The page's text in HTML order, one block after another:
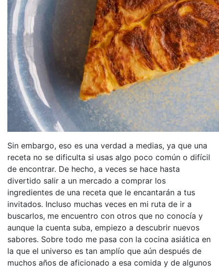
Sin embargo, eso es una verdad a medias, ya que una
receta no se dificulta si usas algo poco común o difícil
de encontrar. De hecho, a veces se hace hasta
divertido salir a un mercado a comprar los
ingredientes de una receta que le encantarán a tus
invitados. Incluso muchas veces en mi ruta de ir a
buscarlos, me encuentro con otros que no conocía y
aunque la cuenta suba, empiezo a descubrir nuevos
sabores. Sobre todo me pasa con la cocina asiática en
la que el universo es tan amplío que aún después de
muchos años de aficionado a esa comida y de algunos